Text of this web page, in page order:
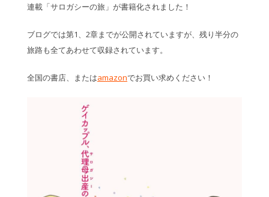
連載「サロガシーの旅」が書籍化されました！
ブログでは第1、2章までが公開されていますが、残り半分の
旅路も全てあわせて収録されています。
全国の書店、またはamazonでお買い求めください！